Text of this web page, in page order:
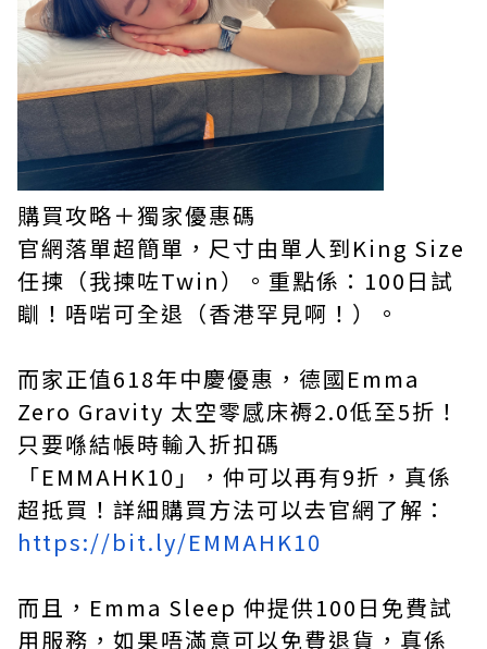
購買攻略＋獨家優惠碼
官網落單超簡單，尺寸由單人到King Size
任揀（我揀咗Twin）。重點係：100日試
瞓！唔啱可全退（香港罕見啊！）。
而家正值618年中慶優惠，德國Emma
Zero Gravity 太空零感床褥2.0低至5折！
只要喺結帳時輸入折扣碼
「EMMAHK10」，仲可以再有9折，真係
超抵買！詳細購買方法可以去官網了解：
https://bit.ly/EMMAHK10
而且，Emma Sleep 仲提供100日免費試
用服務，如果唔滿意可以免費退貨，真係